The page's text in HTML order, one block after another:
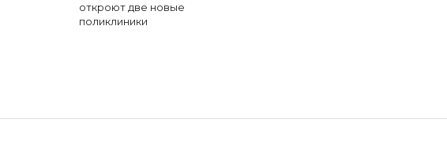
откроют две новые
поликлиники